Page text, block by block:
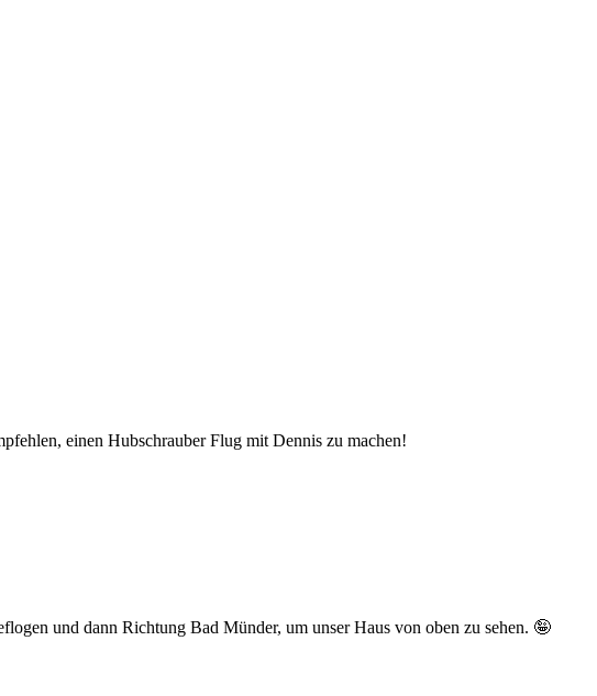
einen Hubschrauber Flug mit Dennis zu machen!
und dann Richtung Bad Münder, um unser Haus von oben zu sehen. 🤪